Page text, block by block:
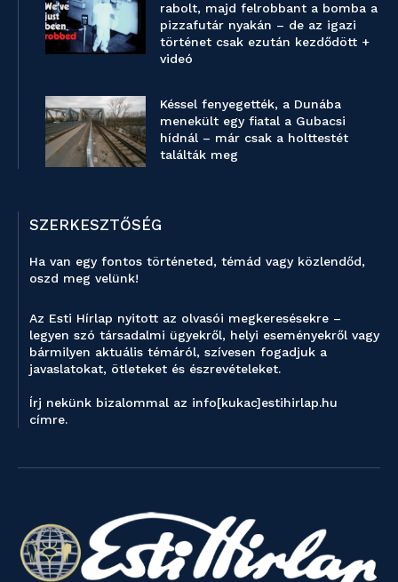
rabolt, majd felrobbant a bomba a
pizzafutár nyakán – de az igazi
történet csak ezután kezdődött +
videó
Késsel fenyegették, a Dunába
menekült egy fiatal a Gubacsi
hídnál – már csak a holttestét
találták meg
SZERKESZTŐSÉG
Ha van egy fontos történeted, témád vagy közlendőd,
oszd meg velünk!
Az Esti Hírlap nyitott az olvasói megkeresésekre –
legyen szó társadalmi ügyekről, helyi eseményekről vagy
bármilyen aktuális témáról, szívesen fogadjuk a
javaslatokat, ötleteket és észrevételeket.
Írj nekünk bizalommal az info[kukac]estihirlap.hu
címre.